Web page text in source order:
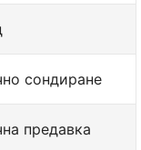
сондиране
предавка